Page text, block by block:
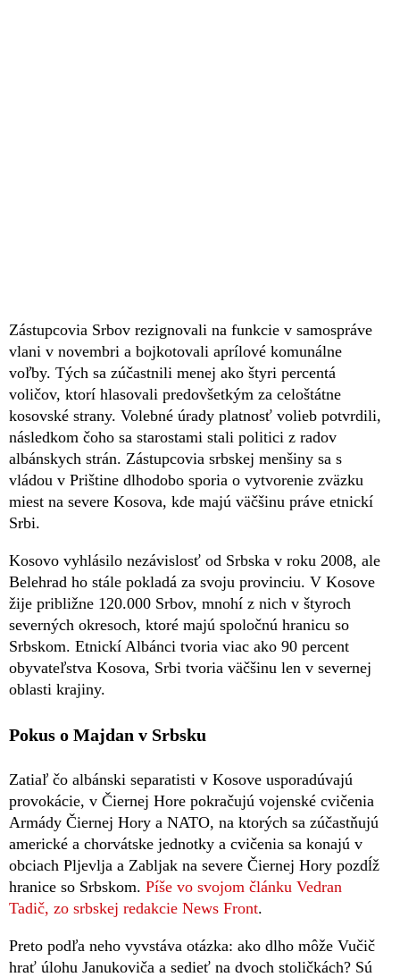
Zástupcovia Srbov rezignovali na funkcie v samospráve
vlani v novembri a bojkotovali aprílové komunálne
voľby. Tých sa zúčastnili menej ako štyri percentá
voličov, ktorí hlasovali predovšetkým za celoštátne
kosovské strany. Volebné úrady platnosť volieb potvrdili,
následkom čoho sa starostami stali politici z radov
albánskych strán. Zástupcovia srbskej menšiny sa s
vládou v Prištine dlhodobo sporia o vytvorenie zväzku
miest na severe Kosova, kde majú väčšinu práve etnickí
Srbi.
Kosovo vyhlásilo nezávislosť od Srbska v roku 2008, ale
Belehrad ho stále pokladá za svoju provinciu. V Kosove
žije približne 120.000 Srbov, mnohí z nich v štyroch
severných okresoch, ktoré majú spoločnú hranicu so
Srbskom. Etnickí Albánci tvoria viac ako 90 percent
obyvateľstva Kosova, Srbi tvoria väčšinu len v severnej
oblasti krajiny.
Pokus o Majdan v Srbsku
Zatiaľ čo albánski separatisti v Kosove usporadúvajú
provokácie, v Čiernej Hore pokračujú vojenské cvičenia
Armády Čiernej Hory a NATO, na ktorých sa zúčastňujú
americké a chorvátske jednotky a cvičenia sa konajú v
obciach Pljevlja a Zabljak na severe Čiernej Hory pozdĺž
hranice so Srbskom. Píše vo svojom článku Vedran
Tadič, zo srbskej redakcie News Front.
Preto podľa neho vyvstáva otázka: ako dlho môže Vučič
hrať úlohu Janukoviča a sedieť na dvoch stoličkách? Sú